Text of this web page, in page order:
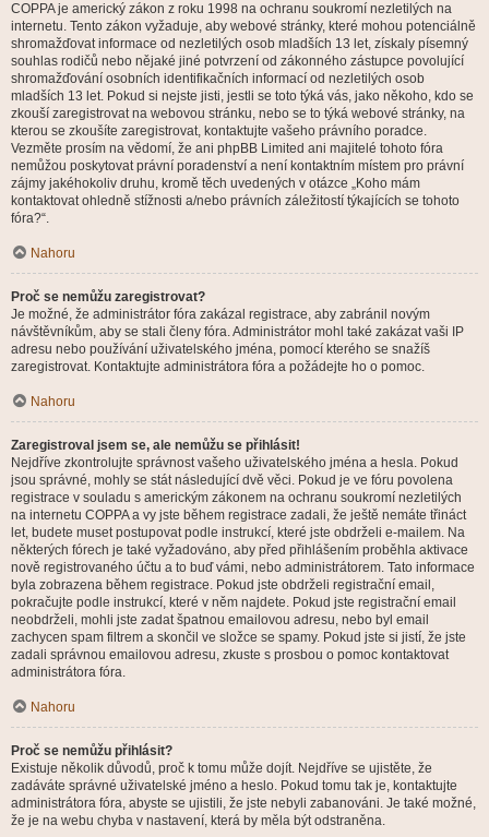
COPPA je americký zákon z roku 1998 na ochranu soukromí nezletilých na
internetu. Tento zákon vyžaduje, aby webové stránky, které mohou potenciálně
shromažďovat informace od nezletilých osob mladších 13 let, získaly písemný
souhlas rodičů nebo nějaké jiné potvrzení od zákonného zástupce povolující
shromažďování osobních identifikačních informací od nezletilých osob
mladších 13 let. Pokud si nejste jisti, jestli se toto týká vás, jako někoho, kdo se
zkouší zaregistrovat na webovou stránku, nebo se to týká webové stránky, na
kterou se zkoušíte zaregistrovat, kontaktujte vašeho právního poradce.
Vezměte prosím na vědomí, že ani phpBB Limited ani majitelé tohoto fóra
nemůžou poskytovat právní poradenství a není kontaktním místem pro právní
zájmy jakéhokoliv druhu, kromě těch uvedených v otázce „Koho mám
kontaktovat ohledně stížnosti a/nebo právních záležitostí týkajících se tohoto
fóra?“.
Nahoru
Proč se nemůžu zaregistrovat?
Je možné, že administrátor fóra zakázal registrace, aby zabránil novým
návštěvníkům, aby se stali členy fóra. Administrátor mohl také zakázat vaši IP
adresu nebo používání uživatelského jména, pomocí kterého se snažíš
zaregistrovat. Kontaktujte administrátora fóra a požádejte ho o pomoc.
Nahoru
Zaregistroval jsem se, ale nemůžu se přihlásit!
Nejdříve zkontrolujte správnost vašeho uživatelského jména a hesla. Pokud
jsou správné, mohly se stát následující dvě věci. Pokud je ve fóru povolena
registrace v souladu s americkým zákonem na ochranu soukromí nezletilých
na internetu COPPA a vy jste během registrace zadali, že ještě nemáte třináct
let, budete muset postupovat podle instrukcí, které jste obdrželi e-mailem. Na
některých fórech je také vyžadováno, aby před přihlášením proběhla aktivace
nově registrovaného účtu a to buď vámi, nebo administrátorem. Tato informace
byla zobrazena během registrace. Pokud jste obdrželi registrační email,
pokračujte podle instrukcí, které v něm najdete. Pokud jste registrační email
neobdrželi, mohli jste zadat špatnou emailovou adresu, nebo byl email
zachycen spam filtrem a skončil ve složce se spamy. Pokud jste si jistí, že jste
zadali správnou emailovou adresu, zkuste s prosbou o pomoc kontaktovat
administrátora fóra.
Nahoru
Proč se nemůžu přihlásit?
Existuje několik důvodů, proč k tomu může dojít. Nejdříve se ujistěte, že
zadáváte správné uživatelské jméno a heslo. Pokud tomu tak je, kontaktujte
administrátora fóra, abyste se ujistili, že jste nebyli zabanováni. Je také možné,
že je na webu chyba v nastavení, která by měla být odstraněna.